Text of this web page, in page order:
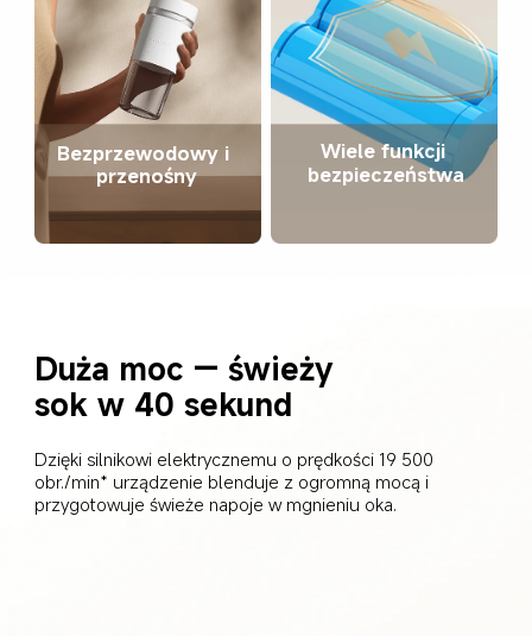
Bezprzewodowy i
przenośny
Wiele funkcji
bezpieczeństwa
Duża moc — świeży
sok w 40 sekund
Dzięki silnikowi elektrycznemu o prędkości 19 500
obr./min* urządzenie blenduje z ogromną mocą i
przygotowuje świeże napoje w mgnieniu oka.